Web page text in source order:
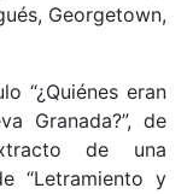
Georgetown,
“¿Quiénes eran
Granada?”, de
de una
“Letramiento y